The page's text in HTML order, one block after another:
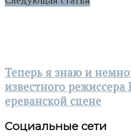
Теперь я знаю и
известного режиссера
ереванской сцене
Социальные сети